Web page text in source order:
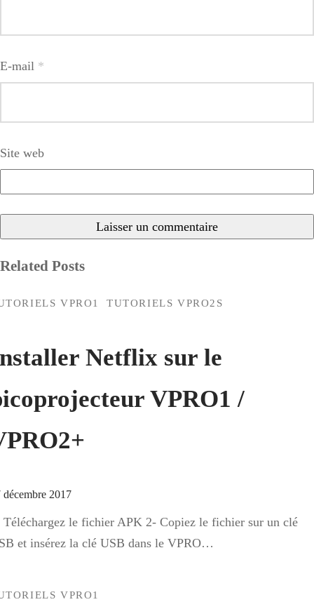
E-mail *
Site web
Related Posts
VPRO1 TUTORIELS VPRO2S
Netflix sur le
VPRO1 /
décembre 2017
Téléchargez le fichier APK 2- Copiez le fichier sur un clé
et insérez la clé USB dans le VPRO…
VPRO1